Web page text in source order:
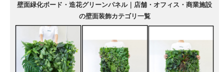
壁面緑化ボード・造花グリーンパネル｜店舗・オフィス・商業施設
の壁面装飾カテゴリ一覧